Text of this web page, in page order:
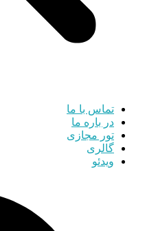
تماس با ما
در باره ما
تور مجازی
گالری
ویدئو